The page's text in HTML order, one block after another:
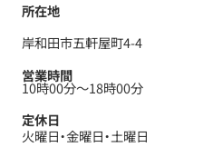
所在地
岸和田市五軒屋町4-4
営業時間
10時00分〜18時00分
定休日
火曜日 金曜日 土曜日